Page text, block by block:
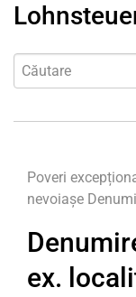
Poveri
nevoiașe
ex.